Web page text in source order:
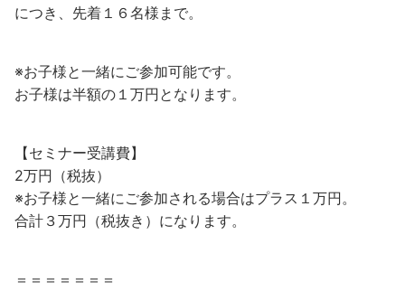
につき、先着１６名様まで。
※お子様と一緒にご参加可能です。
お子様は半額の１万円となります。
【セミナー受講費】
2万円（税抜）
※お子様と一緒にご参加される場合はプラス１万円。
合計３万円（税抜き）になります。
＝＝＝＝＝＝＝